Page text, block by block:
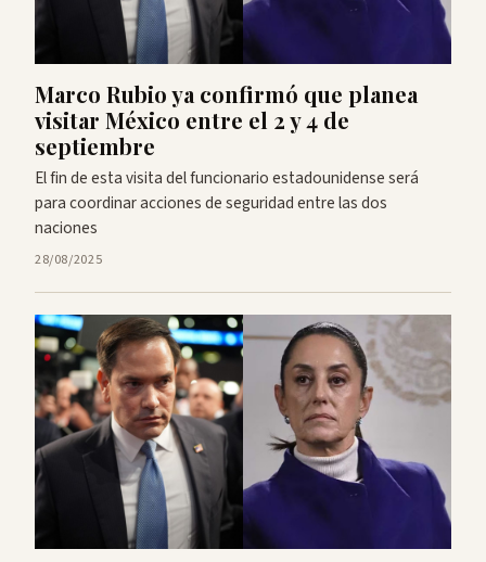
Marco Rubio ya confirmó que planea
visitar México entre el 2 y 4 de
septiembre
El fin de esta visita del funcionario estadounidense será
para coordinar acciones de seguridad entre las dos
naciones
28/08/2025